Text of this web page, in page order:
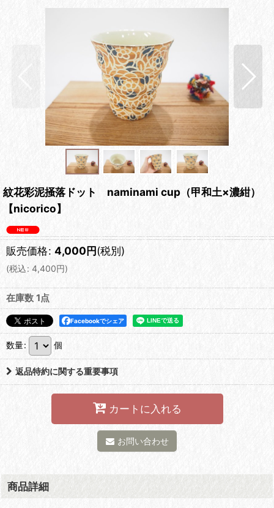
紋花彩泥掻落ドット naminami cup（甲和土×濃紺）
【nicorico】
販売価格: 4,000円(税別)
(税込: 4,400円)
在庫数 1点
Facebookでシェア
数量: 個
返品特約に関する重要事項
カートに入れる
お問い合わせ
商品詳細